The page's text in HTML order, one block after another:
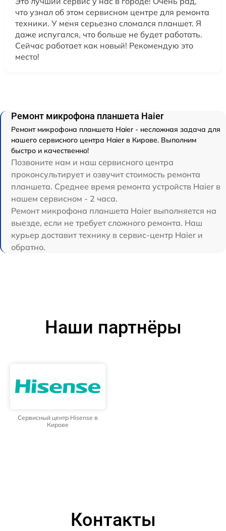
что узнал об этом сервисном центре для ремонта
техники. У меня серьезно сломался планшет. Я
даже испугался, что больше не будет работать.
Сейчас работает как новый! Рекомендую это
место!
Ремонт микрофона планшета Haier
Ремонт микрофона планшета Haier - несложная задача для
нашего сервисного центра Haier в Кирове. Выполним
быстро и качественно!
Позвоните нам и наш сервисного центра
проконсультирует и озвучит стоимость ремонта
планшета. Среднее время ремонта устройств Haier в
нашем сервисном - 2 часа.
Ремонт микрофона планшета Haier выполняется на
выезде, если не требует сложного ремонта. Наш
курьер доставит технику в сервис-центр Haier и
обратно.
Наши партнёры
Сервисный центр Hisense в
Кирове
Контакты